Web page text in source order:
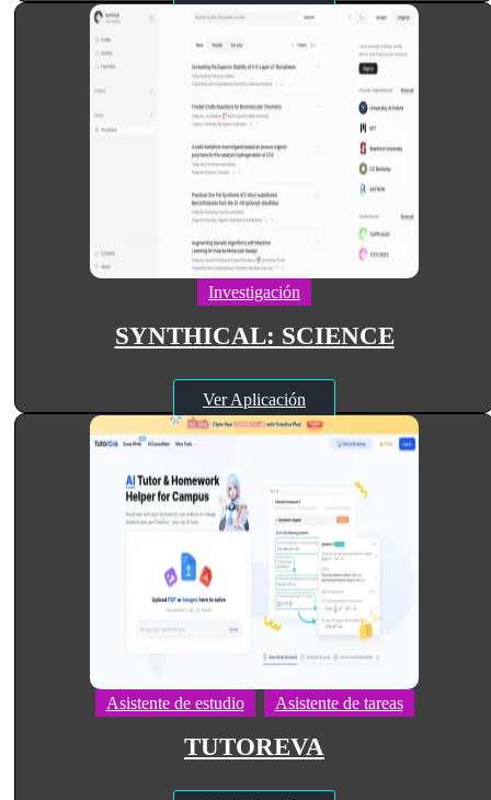
Investigación
SYNTHICAL: SCIENCE
Ver Aplicación
Asistente de estudio Asistente de tareas
TUTOREVA